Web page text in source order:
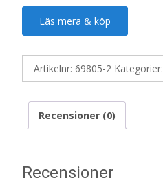
Läs mera & köp
Artikelnr: 69805-2 Kategorier:
Recensioner (0)
Recensioner